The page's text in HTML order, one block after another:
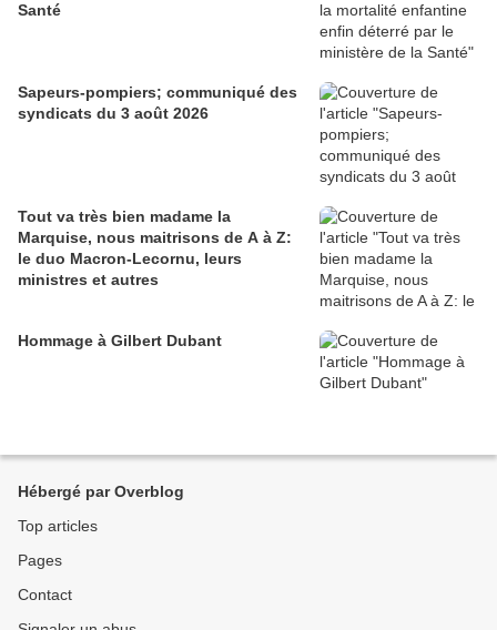
Santé
Sapeurs-pompiers; communiqué des
syndicats du 3 août 2026
Tout va très bien madame la
Marquise, nous maitrisons de A à Z:
le duo Macron-Lecornu, leurs
ministres et autres
Hommage à Gilbert Dubant
Hébergé par Overblog
Top articles
Pages
Contact